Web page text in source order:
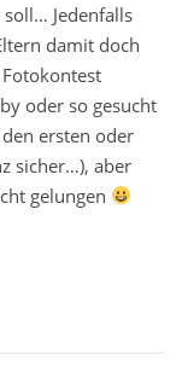
soll… Jedenfalls
damit doch
oder so gesucht
ersten oder
sicher…), aber
gelungen